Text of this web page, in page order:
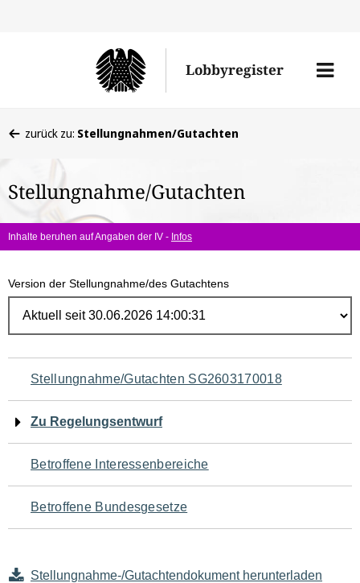
Lobbyregister
Menü
befinden
hier:
zurück zu: Stellungnahmen/Gutachten
Stellungnahme/Gutachten
Inhalte beruhen auf Angaben der IV - Infos
Version der Stellungnahme/des Gutachtens
Navigation
für
den
Seiteninhalt
Stellungnahme/Gutachten SG2603170018
Zu Regelungsentwurf
Betroffene Interessenbereiche
Betroffene Bundesgesetze
Stellungnahme-/Gutachtendokument herunterladen